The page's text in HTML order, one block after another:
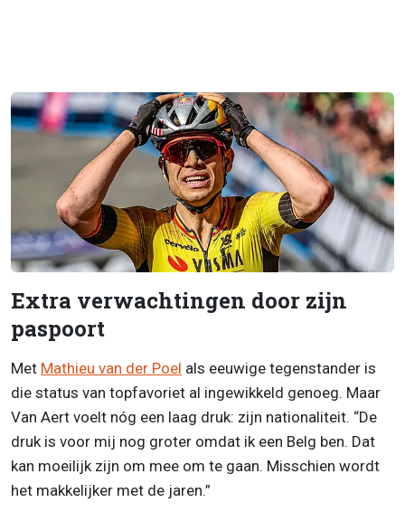
Extra verwachtingen door zijn
paspoort
Met Mathieu van der Poel als eeuwige tegenstander is
die status van topfavoriet al ingewikkeld genoeg. Maar
Van Aert voelt nóg een laag druk: zijn nationaliteit. “De
druk is voor mij nog groter omdat ik een Belg ben. Dat
kan moeilijk zijn om mee om te gaan. Misschien wordt
het makkelijker met de jaren.”